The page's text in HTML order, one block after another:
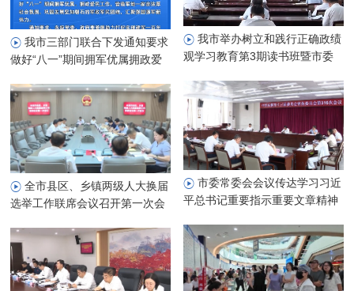
我市举办树立和践行正确政绩
观学习教育第3期读书班暨市委
我市三部门联合下发通知要求
做好“八一”期间拥军优属拥政爱
市委常委会会议传达学习习近
平总书记重要指示重要文章精神
全市县区、乡镇两级人大换届
选举工作联席会议召开第一次会